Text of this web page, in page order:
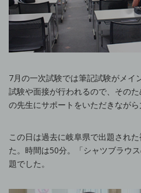
7月の一次試験では筆記試験がメイ
試験や面接が行われるので、その
の先生にサポートをいただきながら
この日は過去に岐阜県で出題され
た。時間は50分。「シャツブラウ
題でした。